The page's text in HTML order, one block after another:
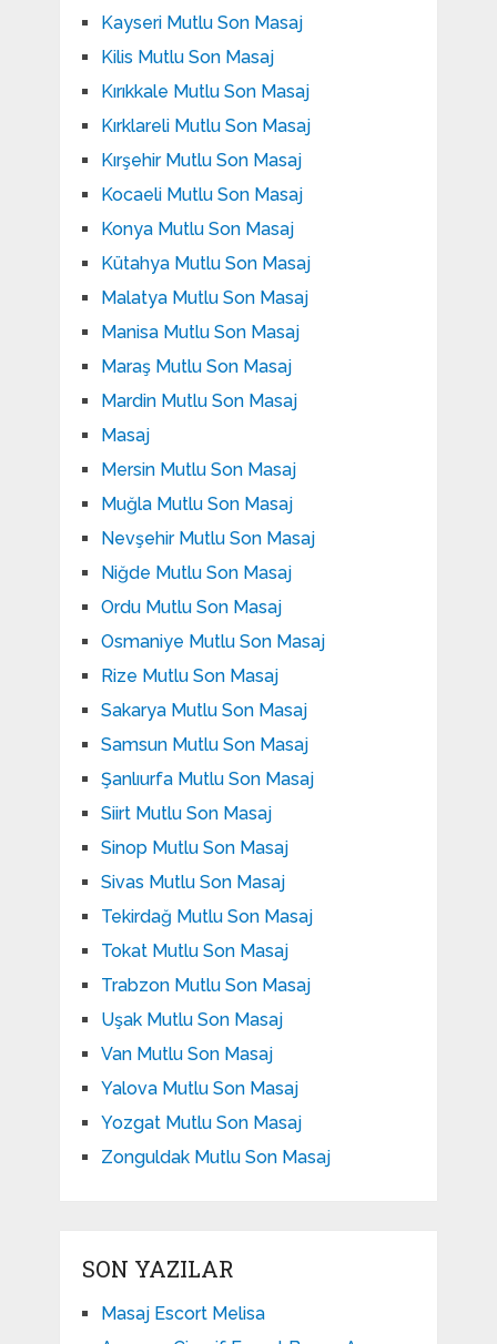
Kayseri Mutlu Son Masaj
Kilis Mutlu Son Masaj
Kırıkkale Mutlu Son Masaj
Kırklareli Mutlu Son Masaj
Kırşehir Mutlu Son Masaj
Kocaeli Mutlu Son Masaj
Konya Mutlu Son Masaj
Kütahya Mutlu Son Masaj
Malatya Mutlu Son Masaj
Manisa Mutlu Son Masaj
Maraş Mutlu Son Masaj
Mardin Mutlu Son Masaj
Masaj
Mersin Mutlu Son Masaj
Muğla Mutlu Son Masaj
Nevşehir Mutlu Son Masaj
Niğde Mutlu Son Masaj
Ordu Mutlu Son Masaj
Osmaniye Mutlu Son Masaj
Rize Mutlu Son Masaj
Sakarya Mutlu Son Masaj
Samsun Mutlu Son Masaj
Şanlıurfa Mutlu Son Masaj
Siirt Mutlu Son Masaj
Sinop Mutlu Son Masaj
Sivas Mutlu Son Masaj
Tekirdağ Mutlu Son Masaj
Tokat Mutlu Son Masaj
Trabzon Mutlu Son Masaj
Uşak Mutlu Son Masaj
Van Mutlu Son Masaj
Yalova Mutlu Son Masaj
Yozgat Mutlu Son Masaj
Zonguldak Mutlu Son Masaj
SON YAZILAR
Masaj Escort Melisa